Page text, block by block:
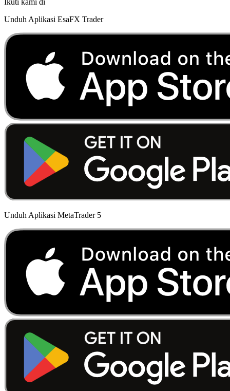
Unduh Aplikasi EsaFX Trader
Unduh Aplikasi MetaTrader 5